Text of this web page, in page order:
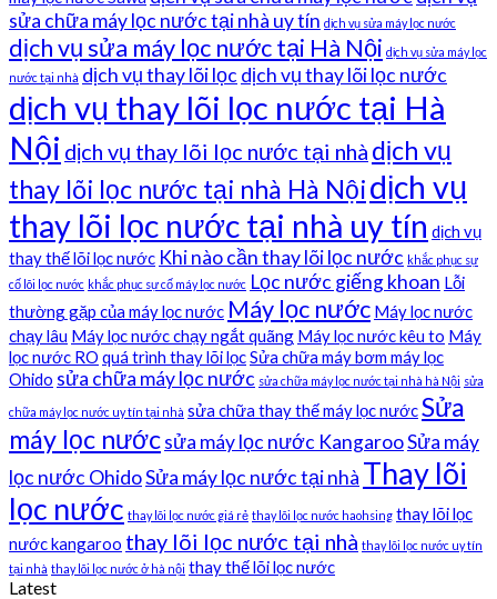
sửa chữa máy lọc nước tại nhà uy tín dịch vụ sửa máy lọc nước
dịch vụ sửa máy lọc nước tại Hà Nội dịch vụ sửa máy lọc
nước tại nhà dịch vụ thay lõi lọc dịch vụ thay lõi lọc nước
dịch vụ thay lõi lọc nước tại Hà
Nội dịch vụ thay lõi lọc nước tại nhà dịch vụ
thay lõi lọc nước tại nhà Hà Nộidịch vụ
thay lõi lọc nước tại nhà uy tín dịch vụ
thay thế lõi lọc nước Khi nào cần thay lõi lọc nước khắc phục sự
cố lõi lọc nước khắc phục sự cố máy lọc nước Lọc nước giếng khoan Lỗi
thường gặp của máy lọc nước Máy lọc nước Máy lọc nước
chạy lâu Máy lọc nước chạy ngắt quãng Máy lọc nước kêu to Máy
lọc nước RO quá trình thay lõi lọcSửa chữa máy bơm máy lọc
Ohido sửa chữa máy lọc nước sửa chữa máy lọc nước tại nhà hà Nội sửa
chữa máy lọc nước uy tín tại nhà sửa chữa thay thế máy lọc nướcSửa
máy lọc nướcsửa máy lọc nước KangarooSửa máy
lọc nước OhidoSửa máy lọc nước tại nhà Thay lõi
lọc nước thay lõi lọc nước giá rẻ thay lõi lọc nước haohsing thay lõi lọc
nước kangaroo thay lõi lọc nước tại nhà thay lõi lọc nước uy tín
tại nhà thay lõi lọc nước ở hà nội thay thế lõi lọc nước
Latest